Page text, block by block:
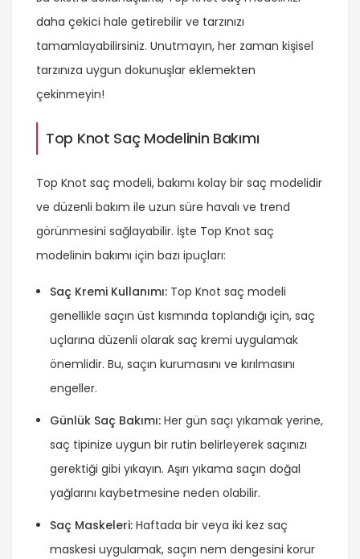
daha çekici hale getirebilir ve tarzınızı
tamamlayabilirsiniz. Unutmayın, her zaman kişisel
tarzınıza uygun dokunuşlar eklemekten
çekinmeyin!
Top Knot Saç Modelinin Bakımı
Top Knot saç modeli, bakımı kolay bir saç modelidir
ve düzenli bakım ile uzun süre havalı ve trend
görünmesini sağlayabilir. İşte Top Knot saç
modelinin bakımı için bazı ipuçları:
Saç Kremi Kullanımı: Top Knot saç modeli
genellikle saçın üst kısmında toplandığı için, saç
uçlarına düzenli olarak saç kremi uygulamak
önemlidir. Bu, saçın kurumasını ve kırılmasını
engeller.
Günlük Saç Bakımı: Her gün saçı yıkamak yerine,
saç tipinize uygun bir rutin belirleyerek saçınızı
gerektiği gibi yıkayın. Aşırı yıkama saçın doğal
yağlarını kaybetmesine neden olabilir.
Saç Maskeleri: Haftada bir veya iki kez saç
maskesi uygulamak, saçın nem dengesini korur